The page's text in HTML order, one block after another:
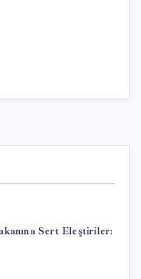
Sert Eleştiriler: